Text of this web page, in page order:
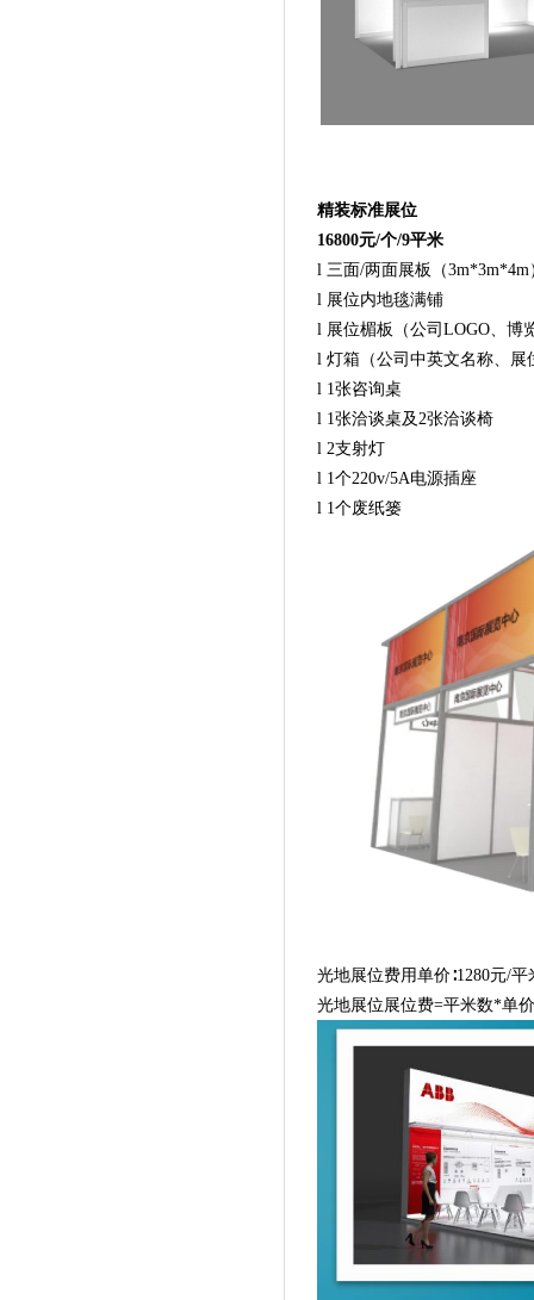
精装标准展位
16800元/个/9平米
l 三面/两面展板（3m*3m*4m
l 展位内地毯满铺
l 展位楣板（公司LOGO、博
l 灯箱（公司中英文名称、展
l 1张咨询桌
l 1张洽谈桌及2张洽谈椅
l 2支射灯
l 1个220v/5A电源插座
l 1个废纸篓
光地展位费用单价∶1280元/平
光地展位展位费=平米数*单价